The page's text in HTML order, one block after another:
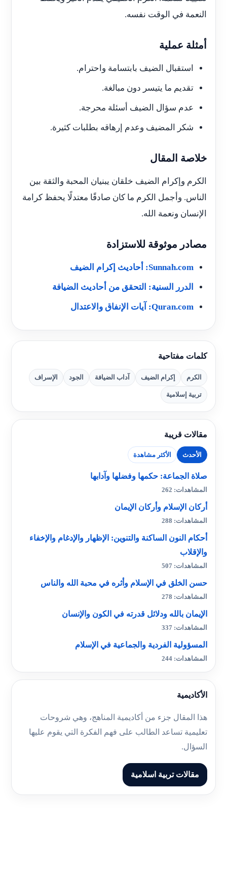
النعمة في الوقت نفسه.
أمثلة عملية
استقبال الضيف بابتسامة واحترام.
تقديم ما يتيسر دون مبالغة.
عدم سؤال الضيف أسئلة محرجة.
شكر المضيف وعدم إرهاقه بطلبات كثيرة.
خلاصة المقال
الكرم وإكرام الضيف خلقان يبنيان المحبة والثقة بين
الناس. وأجمل الكرم ما كان صادقًا معتدلًا يحفظ كرامة
الإنسان ونعمة الله.
مصادر موثوقة للاستزادة
Sunnah.com: أحاديث إكرام الضيف
الدرر السنية: التحقق من أحاديث الضيافة
Quran.com: آيات الإنفاق والاعتدال
كلمات مفتاحية
الكرم إكرام الضيف آداب الضيافة الجود الإسراف
تربية إسلامية
مقالات قريبة
الأحدث الأكثر مشاهدة
صلاة الجماعة: حكمها وفضلها وآدابها
المشاهدات: 262
أركان الإسلام وأركان الإيمان
المشاهدات: 288
أحكام النون الساكنة والتنوين: الإظهار والإدغام والإخفاء
والإقلاب
المشاهدات: 507
حسن الخلق في الإسلام وأثره في محبة الله والناس
المشاهدات: 278
الإيمان بالله ودلائل قدرته في الكون والإنسان
المشاهدات: 337
المسؤولية الفردية والجماعية في الإسلام
المشاهدات: 244
الأكاديمية
هذا المقال جزء من أكاديمية المناهج، وهي شروحات
تعليمية تساعد الطالب على فهم الفكرة التي يقوم عليها
السؤال.
مقالات تربية اسلامية